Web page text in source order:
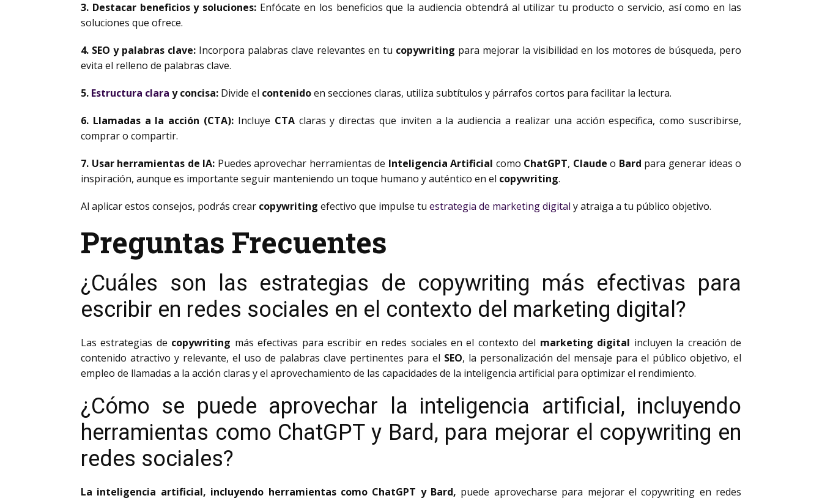
3. Destacar beneficios y soluciones: Enfócate en los beneficios que la audiencia obtendrá al utilizar tu producto o servicio, así como en las
soluciones que ofrece.
4. SEO y palabras clave: Incorpora palabras clave relevantes en tu copywriting para mejorar la visibilidad en los motores de búsqueda, pero
evita el relleno de palabras clave.
5. Estructura clara y concisa: Divide el contenidoen secciones claras, utiliza subtítulos y párrafos cortos para facilitar la lectura.
6. Llamadas a la acción (CTA): Incluye CTAclaras y directas que inviten a la audiencia a realizar una acción específica, como suscribirse,
comprar o compartir.
7. Usar herramientas de IA: Puedes aprovechar herramientas de Inteligencia Artificial como ChatGPT, Claude o Bard para generar ideas o
inspiración, aunque es importante seguir manteniendo un toque humano y auténtico en el copywriting.
Al aplicar estos consejos, podrás crear copywriting efectivo que impulse tu estrategia de marketing digital y atraiga a tu público objetivo.
Preguntas Frecuentes
¿Cuáles son las estrategias de copywriting más efectivas para
escribir en redes sociales en el contexto del marketing digital?
Las estrategias de copywriting más efectivas para escribir en redes sociales en el contexto del marketing digital incluyen la creación de
contenido atractivo y relevante, el uso de palabras clave pertinentes para el SEO, la personalización del mensaje para el público objetivo, el
empleo de llamadas a la acción claras y el aprovechamiento de las capacidades de la inteligencia artificial para optimizar el rendimiento.
¿Cómo se puede aprovechar la inteligencia artificial, incluyendo
herramientas como ChatGPT y Bard, para mejorar el copywriting en
redes sociales?
La inteligencia artificial, incluyendo herramientas como ChatGPT y Bard, puede aprovecharse para mejorar el copywriting en redes